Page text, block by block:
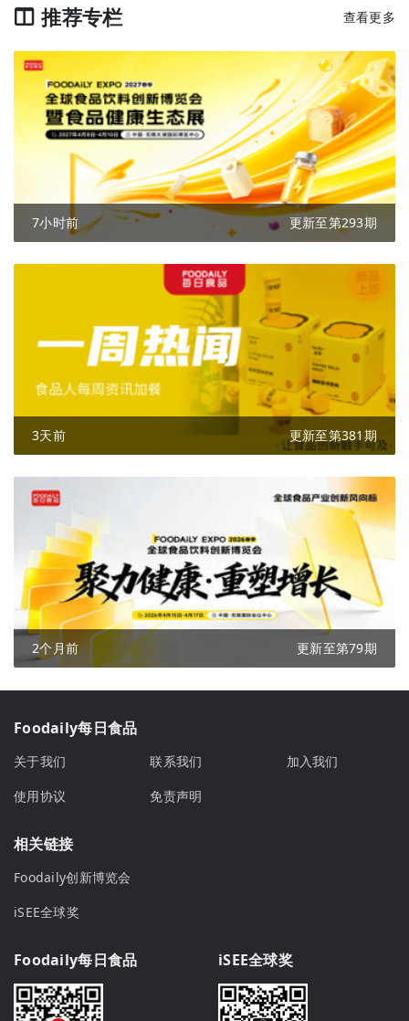
推荐专栏 查看更多
7小时前 更新至第293期
3天前 更新至第381期
2个月前 更新至第79期
Foodaily每日食品
关于我们 联系我们
加入我们
使用协议
免责声明
相关链接
Foodaily创新博览会
iSEE全球奖
Foodaily每日食品 iSEE全球奖